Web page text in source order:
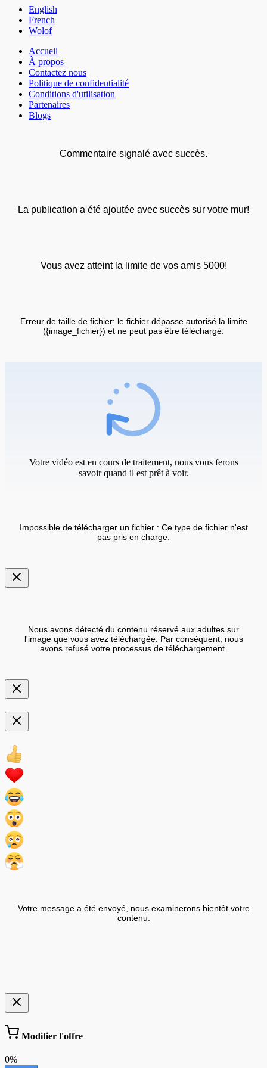
English
French
Wolof
Accueil
À propos
Contactez nous
Politique de confidentialité
Conditions d'utilisation
Partenaires
Blogs
Commentaire signalé avec succès.
La publication a été ajoutée avec succès sur votre mur!
Vous avez atteint la limite de vos amis 5000!
Erreur de taille de fichier: le fichier dépasse autorisé la limite
({image_fichier}) et ne peut pas être téléchargé.
Votre vidéo est en cours de traitement, nous vous ferons
savoir quand il est prêt à voir.
Impossible de télécharger un fichier : Ce type de fichier n'est
pas pris en charge.
Nous avons détecté du contenu réservé aux adultes sur
l'image que vous avez téléchargée. Par conséquent, nous
avons refusé votre processus de téléchargement.
Votre message a été envoyé, nous examinerons bientôt votre
contenu.
Modifier l'offre
0%